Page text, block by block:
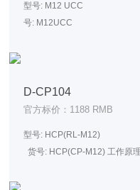
型号: M12 UCC 滤
号: M12UCC
D-CP104
官方标价：1188 RMB
型号: HCP(RL-
货号: HCP(CP-M12) 工作原